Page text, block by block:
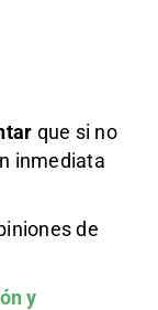
que si no
inmediata
de
y